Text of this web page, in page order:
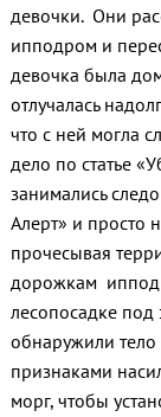
девочки. Они
ипподром и
девочка была
отлучалась
что с ней могла
дело по статье
занимались
Алерт» и просто
прочесывая
дорожкам
лесопосадке
обнаружили
признаками
морг, чтобы